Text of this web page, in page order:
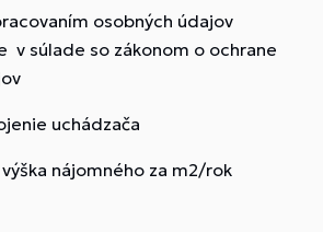
osobných údajov
v súlade so zákonom o ochrane
uchádzača
nájomného za m2/rok